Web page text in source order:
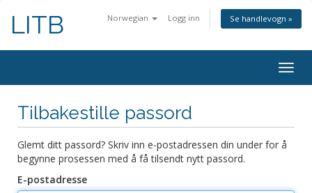
Norwegian Logg inn Se handlevogn »
LITB
Bytt
Tilbakestille passord
Glemt ditt passord? Skriv inn e-postadressen din under for å
begynne prosessen med å få tilsendt nytt passord.
E-postadresse